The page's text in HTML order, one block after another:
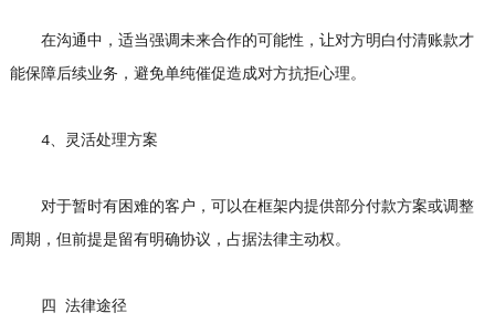
在沟通中，适当强调未来合作的可能性，让对方明白付清账款才
能保障后续业务，避免单纯催促造成对方抗拒心理。
4、灵活处理方案
对于暂时有困难的客户，可以在框架内提供部分付款方案或调整
周期，但前提是留有明确协议，占据法律主动权。
四 法律途径